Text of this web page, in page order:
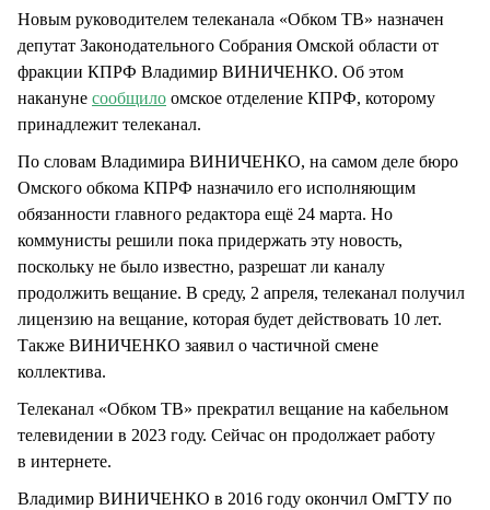
Новым руководителем телеканала «Обком ТВ» назначен
депутат Законодательного Собрания Омской области от
фракции КПРФ Владимир ВИНИЧЕНКО. Об этом
накануне сообщило омское отделение КПРФ, которому
принадлежит телеканал.
По словам Владимира ВИНИЧЕНКО, на самом деле бюро
Омского обкома КПРФ назначило его исполняющим
обязанности главного редактора ещё 24 марта. Но
коммунисты решили пока придержать эту новость,
поскольку не было известно, разрешат ли каналу
продолжить вещание. В среду, 2 апреля, телеканал получил
лицензию на вещание, которая будет действовать 10 лет.
Также ВИНИЧЕНКО заявил о частичной смене
коллектива.
Телеканал «Обком ТВ» прекратил вещание на кабельном
телевидении в 2023 году. Сейчас он продолжает работу
в интернете.
Владимир ВИНИЧЕНКО в 2016 году окончил ОмГТУ по